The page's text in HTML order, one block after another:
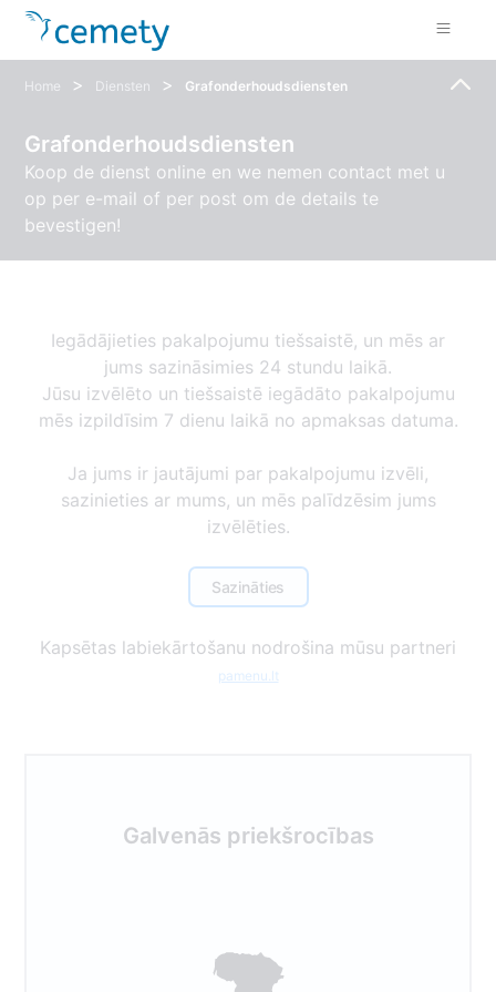
Home > Diensten > Grafonderhoudsdiensten
Grafonderhoudsdiensten
Koop de dienst online en we nemen contact met u
op per e-mail of per post om de details te
bevestigen!
Iegādājieties pakalpojumu tiešsaistē, un mēs ar
jums sazināsimies 24 stundu laikā.
Jūsu izvēlēto un tiešsaistē iegādāto pakalpojumu
mēs izpildīsim 7 dienu laikā no apmaksas datuma.
Ja jums ir jautājumi par pakalpojumu izvēli,
sazinieties ar mums, un mēs palīdzēsim jums
izvēlēties.
Sazināties
Kapsētas labiekārtošanu nodrošina mūsu partneri
pamenu.lt
Galvenās priekšrocības